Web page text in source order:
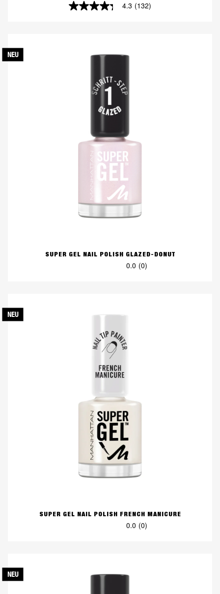
4.3 (132)
4.3
SUPER GEL NAIL POLISH GLAZED-DONUT
0.0 (0)
NEU
SUPER GEL NAIL POLISH FRENCH MANICURE
0.0 (0)
NEU
NEU